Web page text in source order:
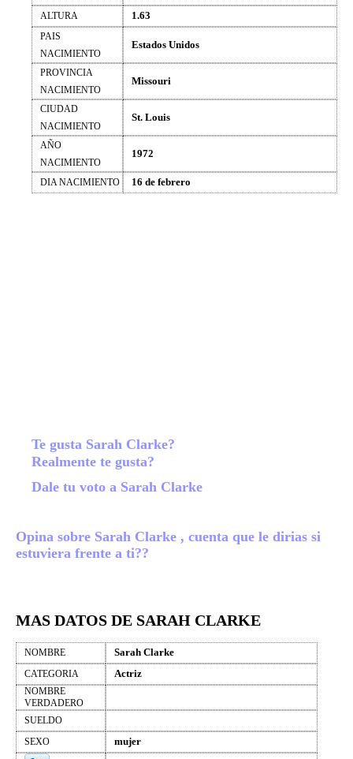
ALTURA
1.63
PAIS
NACIMIENTO
Estados Unidos
PROVINCIA
NACIMIENTO
Missouri
CIUDAD
NACIMIENTO
St. Louis
AÑO
NACIMIENTO
1972
DIA NACIMIENTO 16 de febrero
Te gusta Sarah Clarke?
Realmente te gusta?
Dale tu voto a Sarah Clarke
Opina sobre Sarah Clarke , cuenta que le dirias si
estuviera frente a ti??
MAS DATOS DE SARAH CLARKE
NOMBRE Sarah Clarke
CATEGORIA Actriz
NOMBRE
VERDADERO
SUELDO
SEXO
mujer